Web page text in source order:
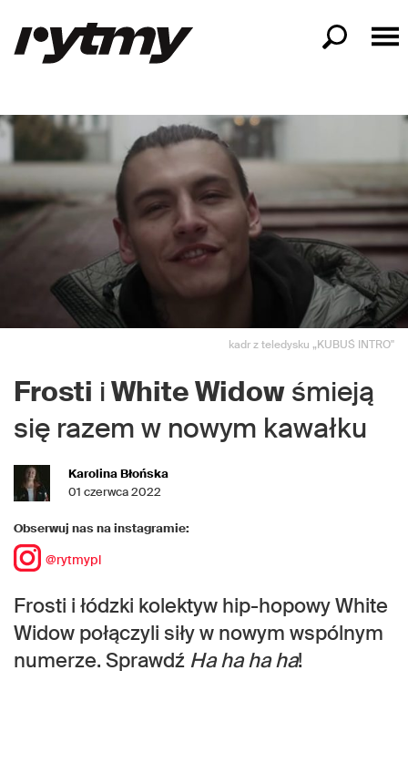
kadr z teledysku „KUBUŚ INTRO"
Frosti iWhite Widow śmieją
się razem w nowym kawałku
Karolina Błońska
01 czerwca 2022
Obserwuj nas na instagramie:
@rytmypl
Frosti i łódzki kolektyw hip-hopowy White
Widow połączyli siły w nowym wspólnym
numerze. Sprawdź Ha ha ha ha!